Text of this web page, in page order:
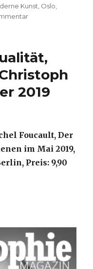
Kunst Oslo
zu
Munch
der
Kunstsammlung
NRW,
Pressemitteilung
VHS
Iserlohn
2019
Foucault, Der
im Mai 2019,
Preis: 9,90